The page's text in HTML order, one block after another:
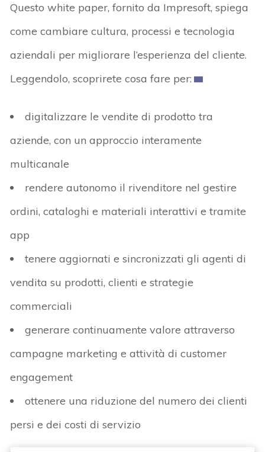
Questo white paper, fornito da Impresoft, spiega
come cambiare cultura, processi e tecnologia
aziendali per migliorare l’esperienza del cliente.
Leggendolo, scoprirete cosa fare per:
digitalizzare le vendite di prodotto tra
aziende, con un approccio interamente
multicanale
rendere autonomo il rivenditore nel gestire
ordini, cataloghi e materiali interattivi e tramite
app
tenere aggiornati e sincronizzati gli agenti di
vendita su prodotti, clienti e strategie
commerciali
generare continuamente valore attraverso
campagne marketing e attività di customer
engagement
ottenere una riduzione del numero dei clienti
persi e dei costi di servizio